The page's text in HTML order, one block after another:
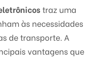
traz uma
às necessidades
de transporte. A
vantagens que